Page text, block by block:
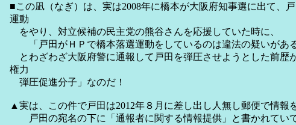
■この凪（なぎ）は、実は2008年に橋本が大阪府知事選に出て、
運動
をやり、対立候補の民主党の熊谷さんを応援していた時に、
「戸田がＨＰで橋本落選運動をしているのは違法の疑いがある
とわざわざ大阪府警に通報して戸田を弾圧させようとした前歴
権力
弾圧促進分子」なのだ！
▲実は、この件で戸田は2012年８月に差し出し人無し郵便で情報
戸田の宛名の下に「通報者に関する情報提供」と書かれてい